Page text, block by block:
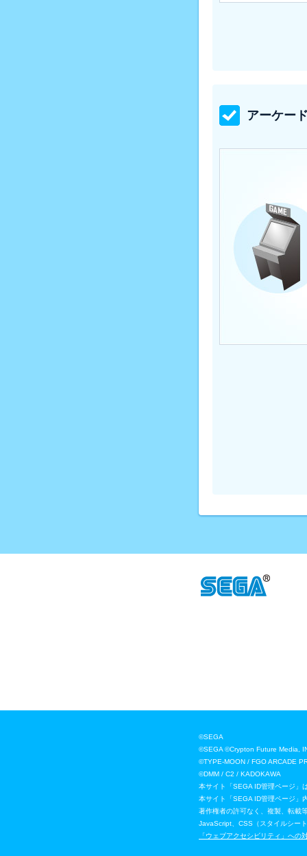
アーケー
©SEGA
©SEGA ©Crypton Future Media,
©TYPE-MOON / FGO ARCADE
©DMM / C2 / KADOKAWA
本サイト「SEGA ID管理ページ」
本サイト「SEGA ID管理ページ」
著作権者の許可なく、複製、転載
JavaScript、CSS（スタイルシー
「ウェブアクセシビリティ」への